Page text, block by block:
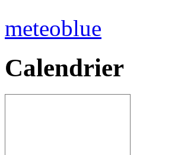
meteoblue
Calendrier